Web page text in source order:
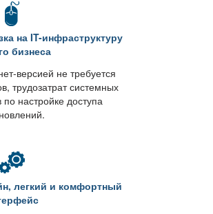
на IT-инфраструктуру
бизнеса
версией не требуется
трудозатрат системных
настройке доступа
легкий и комфортный